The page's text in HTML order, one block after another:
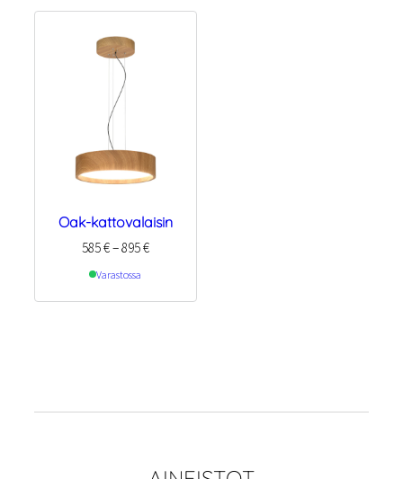
Oak-kattovalaisin
585€–895€Hintaluokka:
Varastossa